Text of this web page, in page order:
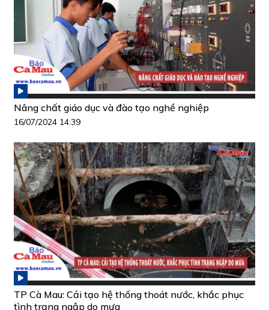
Nâng chất giáo dục và đào tạo nghề nghiệp
16/07/2024 14:39
TP Cà Mau: Cải tạo hệ thống thoát nước, khắc phục
tình trạng ngập do mưa